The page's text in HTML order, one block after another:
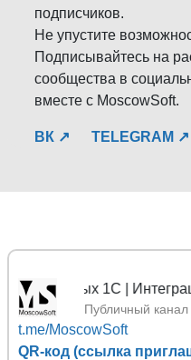
подписчиков.
Не упустите
Подписывайтесь на
сообщества в
вместе с MoscowSoft.
ВК ↗ TELEGRAM ↗
1С | Интеграция 1С с
Публичный канал
t.me/MoscowSoft
QR-код (ссылка